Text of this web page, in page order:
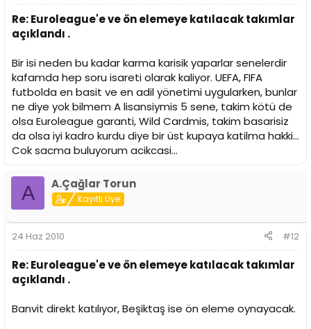
Re: Euroleague'e ve ön elemeye katılacak takımlar
açıklandı .
Bir isi neden bu kadar karma karisik yaparlar senelerdir
kafamda hep soru isareti olarak kaliyor. UEFA, FIFA
futbolda en basit ve en adil yönetimi uygularken, bunlar
ne diye yok bilmem A lisansiymis 5 sene, takim kötü de
olsa Euroleague garanti, Wild Cardmis, takim basarisiz
da olsa iyi kadro kurdu diye bir üst kupaya katilma hakki...
Cok sacma buluyorum acikcasi...
A A.Çağlar Torun
Kayıtlı Üye
24 Haz 2010 #12
Re: Euroleague'e ve ön elemeye katılacak takımlar
açıklandı .
Banvit direkt katılıyor, Beşiktaş ise ön eleme oynayacak.